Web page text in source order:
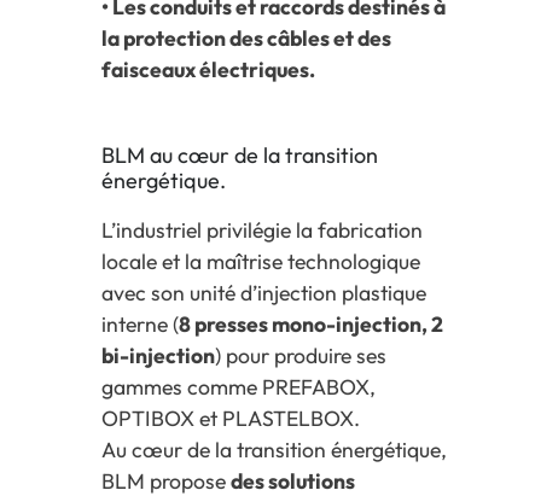
• Les conduits et raccords destinés à
la protection des câbles et des
faisceaux électriques.
BLM au cœur de la transition
énergétique.
L’industriel privilégie la fabrication
locale et la maîtrise technologique
avec son unité d’injection plastique
interne (8 presses mono-injection, 2
bi-injection) pour produire ses
gammes comme PREFABOX,
OPTIBOX et PLASTELBOX.
Au cœur de la transition énergétique,
BLM proposedes solutions